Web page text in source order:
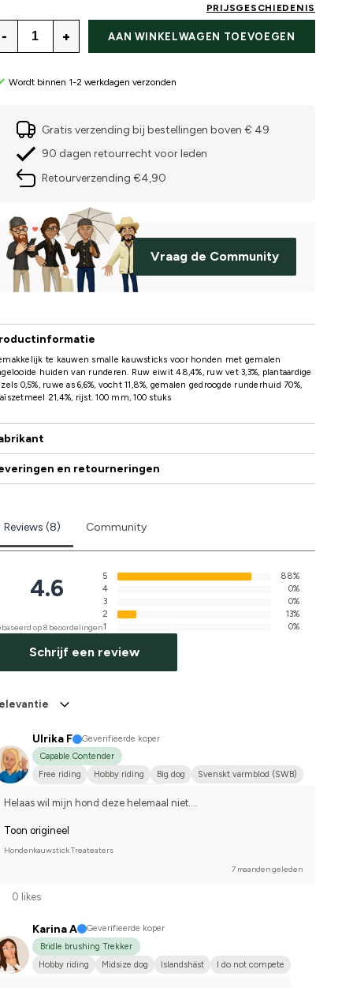
PRIJSGESCHIEDENIS
- + AAN WINKELWAGEN TOEVOEGEN
Wordt binnen 1-2 werkdagen verzonden
Gratis verzending bij bestellingen boven € 49
90 dagen retourrecht voor leden
Retourverzending €4,90
Vraag de Community
te kauwen smalle kauwsticks voor honden met gemalen
huiden van runderen. Ruw eiwit 48,4%, ruw vet 3,3%, plantaardige
0,5%, ruwe as 6,6%, vocht 11,8%, gemalen gedroogde runderhuid 70%,
21,4%, rijst. 100 mm, 100 stuks
en retourneringen
Reviews (8) Community
4.6
op 8 beoordelingen
5
88%
4
0%
3
0%
2
13%
1
0%
Schrijf een review
Ulrika F
Geverifieerde koper
Capable Contender
Free riding
Hobby riding Big dog
Svenskt varmblod (SWB)
Helaas wil mijn hond deze helemaal niet....
Toon origineel
Hondenkauwstick Treateaters
7 maanden geleden
0 likes
Karina A
Geverifieerde koper
Bridle brushing Trekker
Hobby riding
Midsize dog Islandshäst I do not compete